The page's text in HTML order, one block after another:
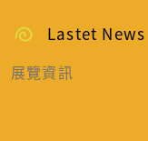
Lastet News
展覽資訊